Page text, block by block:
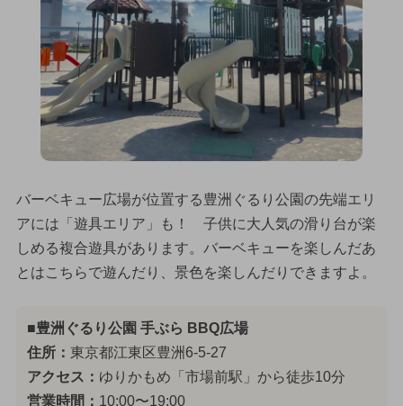
バーベキュー広場が位置する豊洲ぐるり公園の先端エリ
アには「遊具エリア」も！ 子供に大人気の滑り台が楽
しめる複合遊具があります。バーベキューを楽しんだあ
とはこちらで遊んだり、景色を楽しんだりできますよ。
■豊洲ぐるり公園 手ぶら BBQ広場
住所： 東京都江東区豊洲6-5-27
アクセス： ゆりかもめ「市場前駅」から徒歩10分
営業時間： 10:00〜19:00